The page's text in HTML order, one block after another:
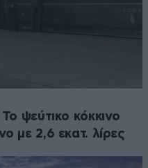
ψεύτικο κόκκινο
με 2,6 εκατ. λίρες